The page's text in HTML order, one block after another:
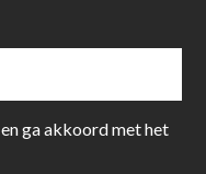
ga akkoord met het